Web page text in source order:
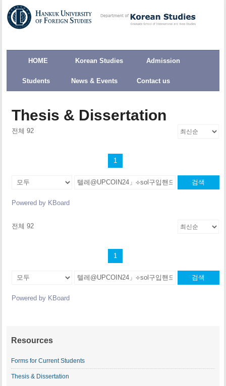
HOME Korean Studies Admission
Students News & Events Contact us
Thesis & Dissertation
전체 92
1
검색
Powered by KBoard
전체 92
1
검색
Powered by KBoard
Resources
Forms for Current Students
Thesis & Dissertation